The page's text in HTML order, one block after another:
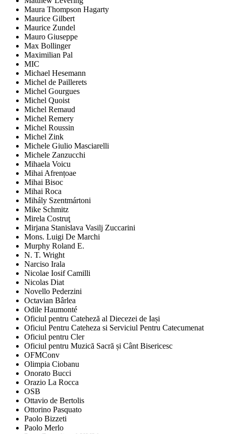
Maura Thompson Hagarty
Maurice Gilbert
Maurice Zundel
Mauro Giuseppe
Max Bollinger
Maximilian Pal
MIC
Michael Hesemann
Michel de Paillerets
Michel Gourgues
Michel Quoist
Michel Remaud
Michel Remery
Michel Roussin
Michel Zink
Michele Giulio Masciarelli
Michele Zanzucchi
Mihaela Voicu
Mihai Afrențoae
Mihai Bisoc
Mihai Roca
Mihály Szentmártoni
Mike Schmitz
Mirela Costruţ
Mirjana Stanislava Vasilj Zuccarini
Mons. Luigi De Marchi
Murphy Roland E.
N. T. Wright
Narciso Irala
Nicolae Iosif Camilli
Nicolas Diat
Novello Pederzini
Octavian Bârlea
Odile Haumonté
Oficiul pentru Cateheză al Diecezei de Iași
Oficiul Pentru Cateheza si Serviciul Pentru Catecumenat
Oficiul pentru Cler
Oficiul pentru Muzică Sacră și Cânt Bisericesc
OFMConv
Olimpia Ciobanu
Onorato Bucci
Orazio La Rocca
OSB
Ottavio de Bertolis
Ottorino Pasquato
Paolo Bizzeti
Paolo Merlo